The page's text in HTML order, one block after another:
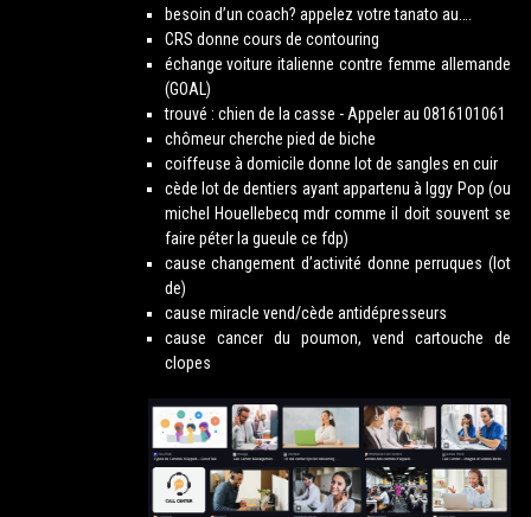
besoin d’un coach? appelez votre tanato au….
CRS donne cours de contouring
échange voiture italienne contre femme allemande
(GOAL)
trouvé : chien de la casse - Appeler au 0816101061
chômeur cherche pied de biche
coiffeuse à domicile donne lot de sangles en cuir
cède lot de dentiers ayant appartenu à Iggy Pop (ou
michel Houellebecq mdr comme il doit souvent se
faire péter la gueule ce fdp)
cause changement d’activité donne perruques (lot
de)
cause miracle vend/cède antidépresseurs
cause cancer du poumon, vend cartouche de
clopes